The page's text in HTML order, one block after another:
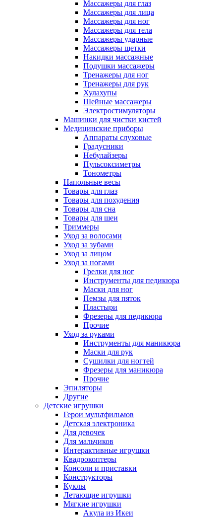
Массажеры для глаз
Массажеры для лица
Массажеры для ног
Массажеры для тела
Массажеры ударные
Массажеры щетки
Накидки массажные
Подушки массажеры
Тренажеры для ног
Тренажеры для рук
Хулахупы
Шейные массажеры
Электростимуляторы
Машинки для чистки кистей
Медицинские приборы
Аппараты слуховые
Градусники
Небулайзеры
Пульсоксиметры
Тонометры
Напольные весы
Товары для глаз
Товары для похудения
Товары для сна
Товары для шеи
Триммеры
Уход за волосами
Уход за зубами
Уход за лицом
Уход за ногами
Грелки для ног
Инструменты для педикюра
Маски для ног
Пемзы для пяток
Пластыри
Фрезеры для педикюра
Прочие
Уход за руками
Инструменты для маникюра
Маски для рук
Сушилки для ногтей
Фрезеры для маникюра
Прочие
Эпиляторы
Другие
Детские игрушки
Герои мультфильмов
Детская электроника
Для девочек
Для мальчиков
Интерактивные игрушки
Квадрокоптеры
Консоли и приставки
Конструкторы
Куклы
Летающие игрушки
Мягкие игрушки
Акула из Икеи